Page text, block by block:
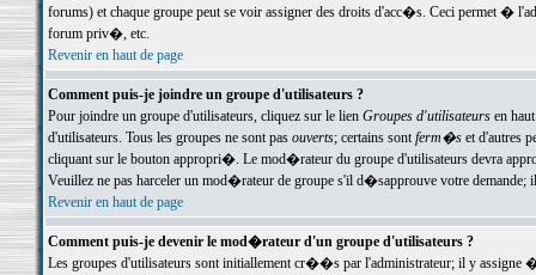
forums) et chaque groupe peut se voir assigner des droits d'acc�s. Ceci permet
forum priv�, etc.
Revenir en haut de page
Comment puis-je joindre un groupe d'utilisateurs ?
Pour joindre un groupe d'utilisateurs, cliquez sur le lien Groupes d'utilisateursen haut
d'utilisateurs. Tous les groupes ne sont pas ouverts; certains sontferm�set d'autres
cliquant sur le bouton appropri�. Le mod�rateur du groupe d'utilisateurs devra
Veuillez ne pas harceler un mod�rateur de groupe s'il d�sapprouve votre demande;
Revenir en haut de page
Comment puis-je devenir le mod�rateur d'un groupe d'utilisateurs ?
Les groupes d'utilisateurs sont initiallement cr��s par l'administrateur; il y